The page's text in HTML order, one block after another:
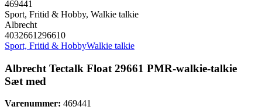
469441
Sport, Fritid & Hobby, Walkie talkie
Albrecht
4032661296610
Sport, Fritid & HobbyWalkie talkie
Albrecht Tectalk Float 29661 PMR-walkie-talkie
Sæt med
Varenummer: 469441